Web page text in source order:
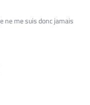
ne me suis donc jamais